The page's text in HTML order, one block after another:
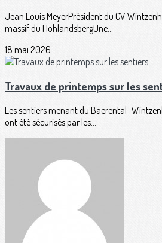
Jean Louis MeyerPrésident du CV
massif du HohlandsbergUne...
18 mai 2026
Travaux de printemps sur les
Les sentiers menant du Baerental -
ont été sécurisés par les...